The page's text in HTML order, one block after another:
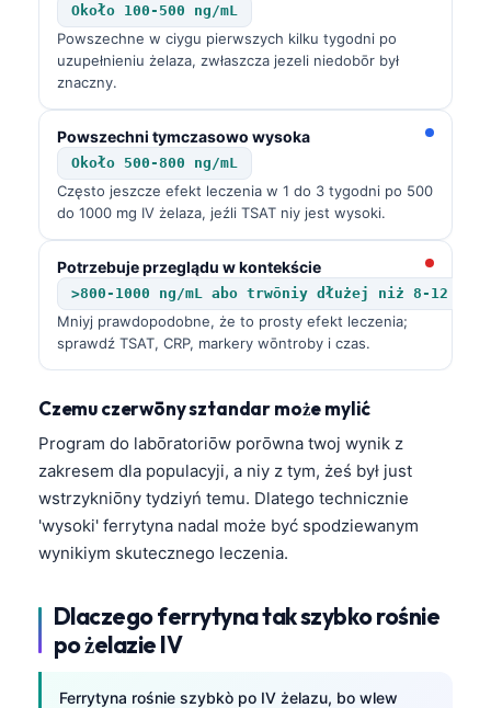
Około 100-500 ng/mL
Powszechne w ciygu pierwszych kilku tygodni po
uzupełnieniu żelaza, zwłaszcza jezeli niedobōr był
znaczny.
Powszechni tymczasowo wysoka
Około 500-800 ng/mL
Często jeszcze efekt leczenia w 1 do 3 tygodni po 500
do 1000 mg IV żelaza, jeźli TSAT niy jest wysoki.
Potrzebuje przeglądu w kontekście
>800-1000 ng/mL abo trwōniy dłużej niż 8-12
Mniyj prawdopodobne, że to prosty efekt leczenia;
sprawdź TSAT, CRP, markery wōntroby i czas.
Czemu czerwōny sztandar może mylić
Program do labōratoriōw porōwna twoj wynik z
zakresem dla populacyji, a niy z tym, żeś był just
wstrzykniōny tydziyń temu. Dlatego technicznie
'wysoki' ferrytyna nadal może być spodziewanym
wynikiym skutecznego leczenia.
Dlaczego ferrytyna tak szybko rośnie
po żelazie IV
Ferrytyna rośnie szybkò po IV żelazu, bo wlew